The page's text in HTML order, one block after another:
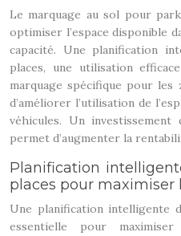
Le marquage au sol pour
optimiser l’espace disponible
capacité. Une planification
places, une utilisation
marquage spécifique pour
d’améliorer l’utilisation de
véhicules. Un investissement
permet d’augmenter la
Planification
places pour maximiser
Une planification intelligente
essentielle pour maximiser